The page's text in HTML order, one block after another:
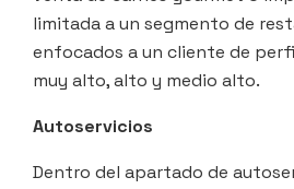
limitada a un segmento de
enfocados a un cliente de
muy alto, alto y medio alto.
Autoservicios
Dentro del apartado de